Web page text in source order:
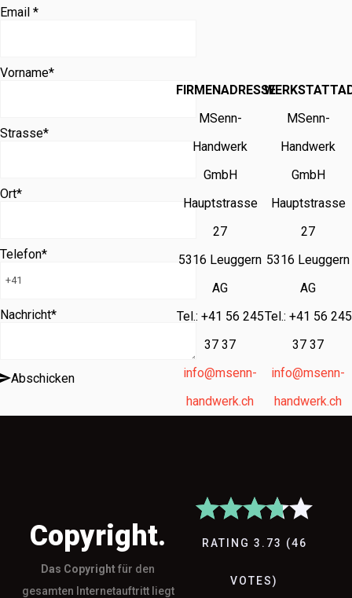
Email *
Vorname*
Strasse*
Ort*
Telefon*
Nachricht*
Abschicken
FIRMENADRESSE
MSenn-
Handwerk
GmbH
Hauptstrasse
27
5316 Leuggern
AG
Tel.: +41 56 245
37 37
info@msenn-
handwerk.ch
MSenn-
Handwerk
GmbH
Hauptstrasse
27
5316 Leuggern
AG
Tel.: +41 56 245
37 37
info@msenn-
handwerk.ch
Copyright.
Das Copyrightfür den
gesamten Internetauftritt liegt
RATING 3.73 (46
VOTES)